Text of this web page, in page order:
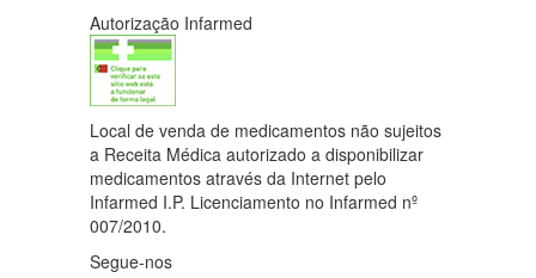
Autorização Infarmed
Local de venda de medicamentos não sujeitos
a Receita Médica autorizado a disponibilizar
medicamentos através da Internet pelo
Infarmed I.P. Licenciamento no Infarmed nº
007/2010.
Segue-nos